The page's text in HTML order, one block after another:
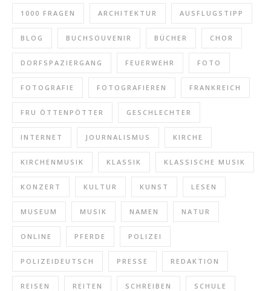
1000 FRAGEN ARCHITEKTUR AUSFLUGSTIPP
BLOG BUCHSOUVENIR BÜCHER CHOR
DORFSPAZIERGANG FEUERWEHR FOTO
FOTOGRAFIE FOTOGRAFIEREN FRANKREICH
FRU ÖTTENPÖTTER GESCHLECHTER
INTERNET JOURNALISMUS KIRCHE
KIRCHENMUSIK KLASSIK KLASSISCHE MUSIK
KONZERT KULTUR KUNST LESEN
MUSEUM MUSIK NAMEN NATUR
ONLINE PFERDE POLIZEI
POLIZEIDEUTSCH PRESSE REDAKTION
REISEN REITEN SCHREIBEN SCHULE